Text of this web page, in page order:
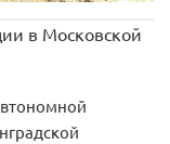
в Московской